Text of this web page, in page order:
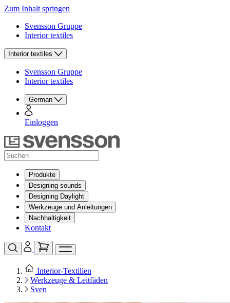
Zum Inhalt springen
Svensson Gruppe
Interior textiles
Interior textiles
Svensson Gruppe
Interior textiles
German
Einloggen
Produkte
Designing sounds
Designing Daylight
Werkzeuge und Anleitungen
Nachhaltigkeit
Kontakt
Interior‑Textilien
Werkzeuge & Leitfäden
Sven